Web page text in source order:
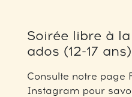
Soirée libre à
ados (12-17
Consulte notre page
Instagram pour